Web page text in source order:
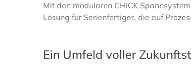
Mit den modularen CHICK
Lösung für Serienfertiger, die auf
Ein Umfeld voller